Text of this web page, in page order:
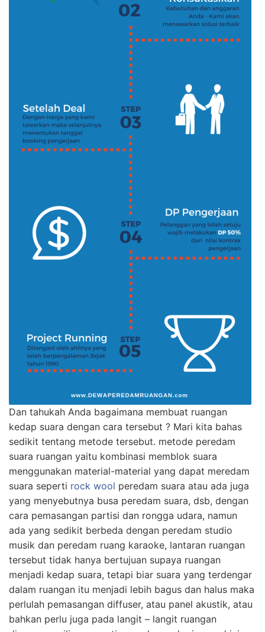
Dan tahukah Anda bagaimana membuat ruangan
kedap suara dengan cara tersebut ? Mari kita bahas
sedikit tentang metode tersebut. metode peredam
suara ruangan yaitu kombinasi memblok suara
menggunakan material-material yang dapat meredam
suara seperti rock wool peredam suara atau ada juga
yang menyebutnya busa peredam suara, dsb, dengan
cara pemasangan partisi dan rongga udara, namun
ada yang sedikit berbeda dengan peredam studio
musik dan peredam ruang karaoke, lantaran ruangan
tersebut tidak hanya bertujuan supaya ruangan
menjadi kedap suara, tetapi biar suara yang terdengar
dalam ruangan itu menjadi lebih bagus dan halus maka
perlulah pemasangan diffuser, atau panel akustik, atau
bahkan perlu juga pada langit – langit ruangan